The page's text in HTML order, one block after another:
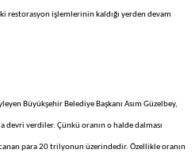
restorasyon işlemlerinin kaldığı yerden devam
Büyükşehir Belediye Başkanı Asım Güzelbey,
verdiler. Çünkü oranın o halde dalması
para 20 trilyonun üzerindedir. Özellikle oranın